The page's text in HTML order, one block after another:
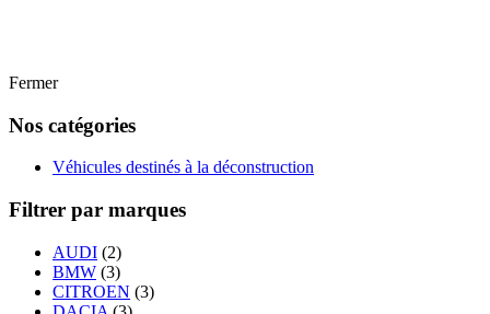
Fermer
Nos catégories
Véhicules destinés à la déconstruction
Filtrer par marques
AUDI (2)
BMW (3)
CITROEN (3)